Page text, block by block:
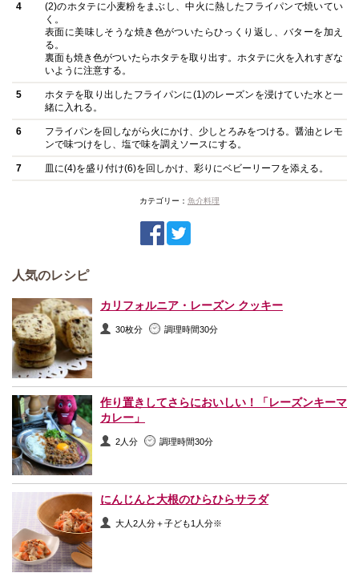
4
(2)のホタテに小麦粉をまぶし、中火に熱したフライパンで焼いてい
く。
表面に美味しそうな焼き色がついたらひっくり返し、バターを加え
る。
裏面も焼き色がついたらホタテを取り出す。ホタテに火を入れすぎな
いように注意する。
5
ホタテを取り出したフライパンに(1)のレーズンを浸けていた水と一
緒に入れる。
6
フライパンを回しながら火にかけ、少しとろみをつける。醤油とレモ
ンで味つけをし、塩で味を調えソースにする。
7 皿に(4)を盛り付け(6)を回しかけ、彩りにベビーリーフを添える。
カテゴリー： 魚介料理
人気のレシピ
カリフォルニア・レーズン クッキー
30枚分 調理時間30分
作り置きしてさらにおいしい！「レーズンキーマ
カレー」
2人分 調理時間30分
にんじんと大根のひらひらサラダ
大人2人分＋子ども1人分※